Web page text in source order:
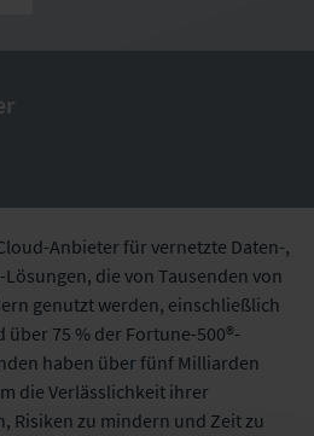
Anbieter für vernetzte Daten-,
die von Tausenden von
genutzt werden, einschließlich
75 % der Fortune-500®-
haben über fünf Milliarden
die Verlässlichkeit ihrer
Risiken zu mindern und Zeit zu